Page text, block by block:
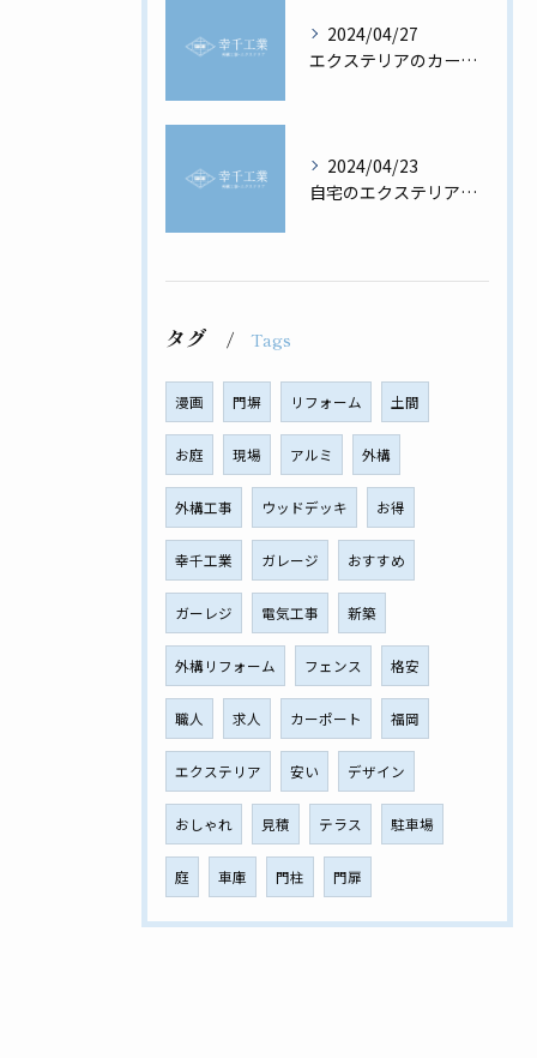
2024/04/27
エクステリアのカーポートの必要性と選び方
2024/04/23
自宅のエクステリアを最高に美しく
タグ Tags
漫画 門塀 リフォーム 土間
お庭 現場 アルミ 外構
外構工事 ウッドデッキ お得
幸千工業 ガレージ おすすめ
ガーレジ 電気工事 新築
外構リフォーム フェンス 格安
職人 求人 カーポート 福岡
エクステリア 安い デザイン
おしゃれ 見積 テラス 駐車場
庭 車庫 門柱 門扉